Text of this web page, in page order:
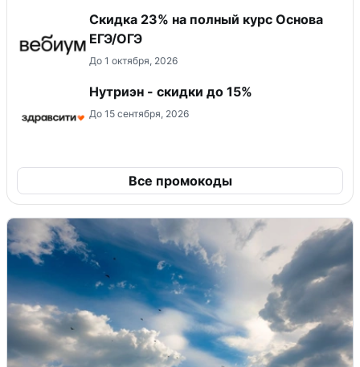
Скидка 23% на полный курс Основа
ЕГЭ/ОГЭ
До 1 октября, 2026
Нутриэн - скидки до 15%
До 15 сентября, 2026
Все промокоды